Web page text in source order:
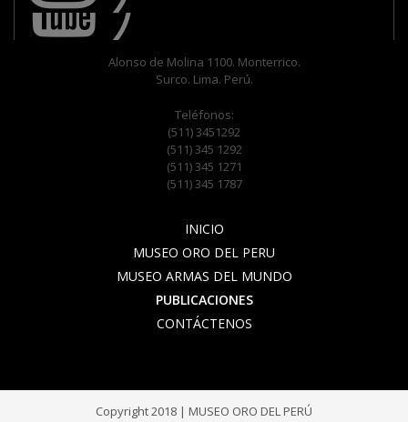
Alonso de Molina 1100. Monterrico.
Surco. Lima. Perú.
Teléfonos:
(511) 3451292
(511) 345 1292
(511) 345 1271
(511) 345 1787
INICIO
MUSEO ORO DEL PERU
MUSEO ARMAS DEL MUNDO
PUBLICACIONES
CONTÁCTENOS
Copyright 2018 | MUSEO ORO DEL PERÚ